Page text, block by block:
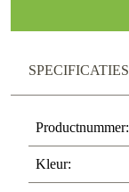
SPECIFICATIES
Productnummer:
Kleur: